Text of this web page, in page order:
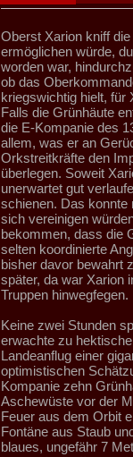
Oberst Xarion kniff
ermöglichen würde,
worden war,
ob das
kriegswichtig hielt, für
Falls die Grünhäute
die E-Kompanie des
allem, was er an
Orkstreitkräfte den
überlegen. Soweit
unerwartet gut
schienen. Das konnte
sich vereinigen
bekommen, dass die
selten koordinierte
bisher davor bewahrt
später, da war Xarion
Truppen hinwegfegen.
Keine zwei Stunden
erwachte zu
Landeanflug einer
optimistischen
Kompanie zehn
Aschewüste vor der
Feuer aus dem Orbit
Fontäne aus Staub
blaues, ungefähr 7